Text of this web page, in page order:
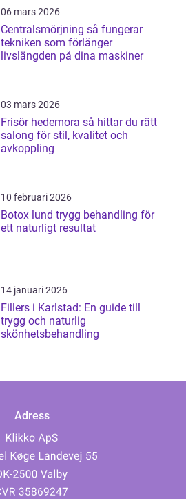
06 mars 2026
Centralsmörjning så fungerar
tekniken som förlänger
livslängden på dina maskiner
03 mars 2026
Frisör hedemora så hittar du rätt
salong för stil, kvalitet och
avkoppling
10 februari 2026
Botox lund trygg behandling för
ett naturligt resultat
14 januari 2026
Fillers i Karlstad: En guide till
trygg och naturlig
skönhetsbehandling
Adress